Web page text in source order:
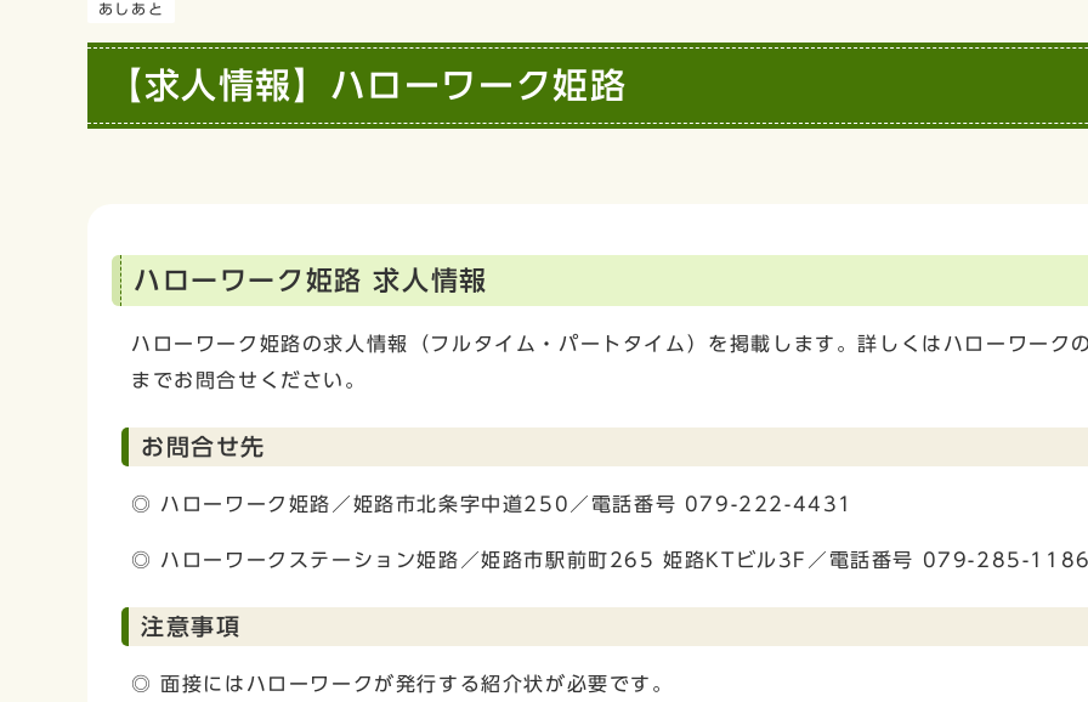
あしあと
【求人情報】ハローワーク姫路
ハローワーク姫路 求人情報
ハローワーク姫路の求人情報（フルタイム・パートタイム）を掲載します。詳しくはハローワーク
までお問合せください。
お問合せ先
◎ ハローワーク姫路／姫路市北条字中道250／電話番号 079-222-4431
◎ ハローワークステーション姫路／姫路市駅前町265 姫路KTビル3F／電話番号 079-285-
注意事項
◎ 面接にはハローワークが発行する紹介状が必要です。